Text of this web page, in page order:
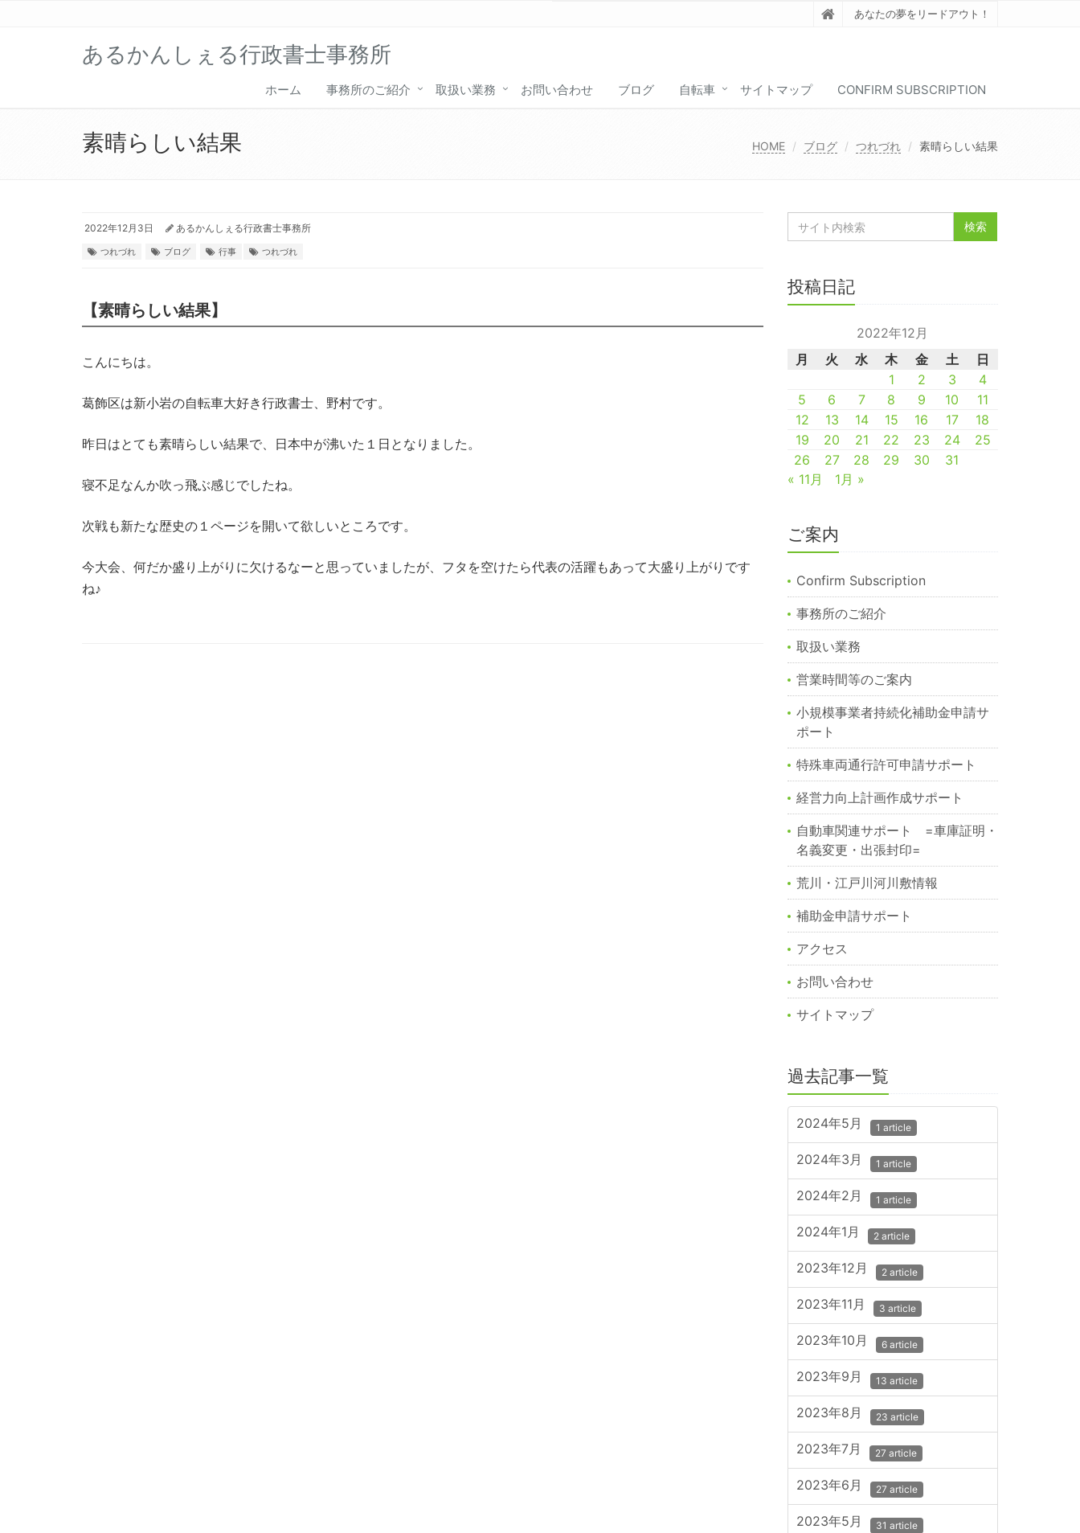
あなたの夢をリードアウト！
あるかんしぇる行政書士事務所
ホーム 事務所のご紹介 取扱い業務 お問い合わせ ブログ 自転車 サイトマップ CONFIRM SUBSCRIPTION
素晴らしい結果 HOME ブログ つれづれ 素晴らしい結果
2022年12月3日 あるかんしぇる行政書士事務所
つれづれ ブログ 行事 つれづれ
【素晴らしい結果】
こんにちは。
葛飾区は新小岩の自転車大好き行政書士、野村です。
昨日はとても素晴らしい結果で、日本中が沸いた１日となりました。
寝不足なんか吹っ飛ぶ感じでしたね。
次戦も新たな歴史の１ページを開いて欲しいところです。
今大会、何だか盛り上がりに欠けるなーと思っていましたが、フタを空けたら代表の活躍もあって大盛り上がりです
ね♪
投稿日記
2022年12月
月
火 水 木 金 土
日
1
2 3
4
5
6 7 8 9 10
11
12
13 14 15 16 17
18
19
20 21 22 23 24
25
26
27 28 29 30
31
« 11月
1月 »
ご案内
Confirm Subscription
事務所のご紹介
取扱い業務
営業時間等のご案内
小規模事業者持続化補助金申請サ
ポート
特殊車両通行許可申請サポート
経営力向上計画作成サポート
自動車関連サポート =車庫証明・
名義変更・出張封印=
荒川・江戸川河川敷情報
補助金申請サポート
アクセス
お問い合わせ
サイトマップ
過去記事一覧
2024年5月 1 article
2024年3月 1 article
2024年2月 1 article
2024年1月 2 article
2023年12月 2 article
2023年11月 3 article
2023年10月 6 article
2023年9月 13 article
2023年8月 23 article
2023年7月 27 article
2023年6月 27 article
2023年5月 31 article